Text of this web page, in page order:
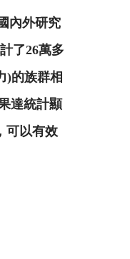
內外研究
了26萬多
)的族群相
達統計顯
可以有效